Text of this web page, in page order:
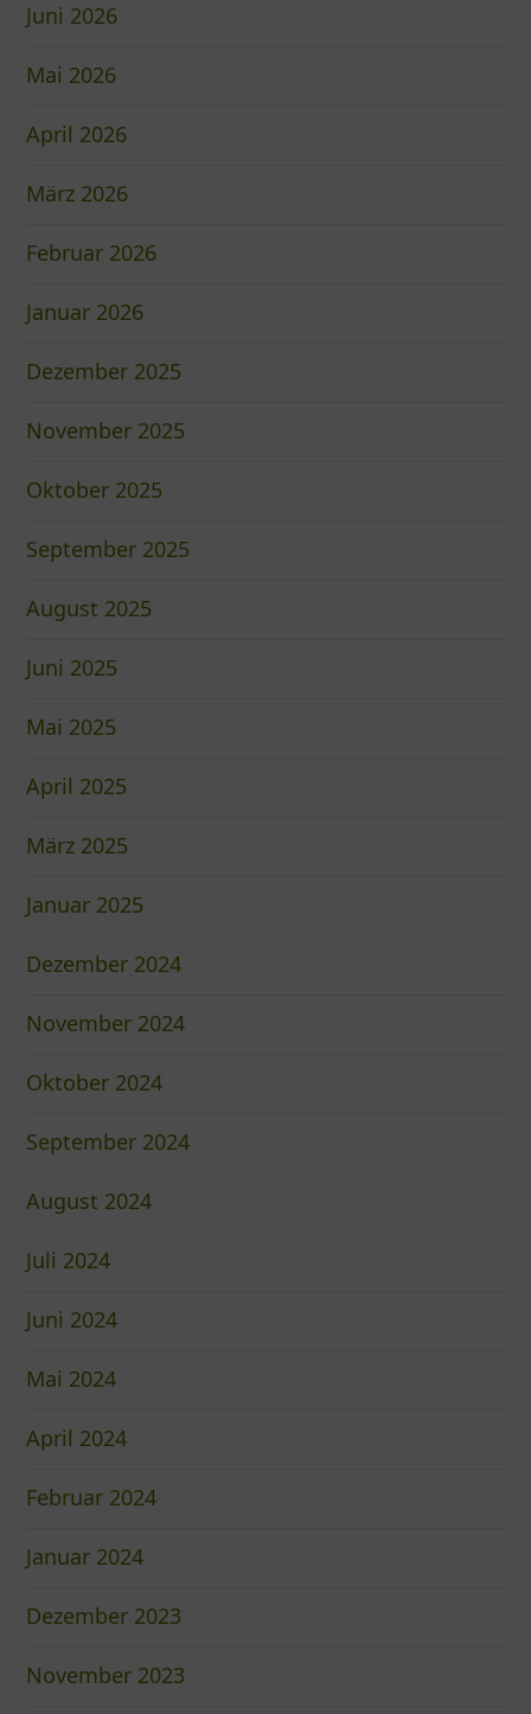
Juni 2026
Mai 2026
April 2026
März 2026
Februar 2026
Januar 2026
Dezember 2025
November 2025
Oktober 2025
September 2025
August 2025
Juni 2025
Mai 2025
April 2025
März 2025
Januar 2025
Dezember 2024
November 2024
Oktober 2024
September 2024
August 2024
Juli 2024
Juni 2024
Mai 2024
April 2024
Februar 2024
Januar 2024
Dezember 2023
November 2023